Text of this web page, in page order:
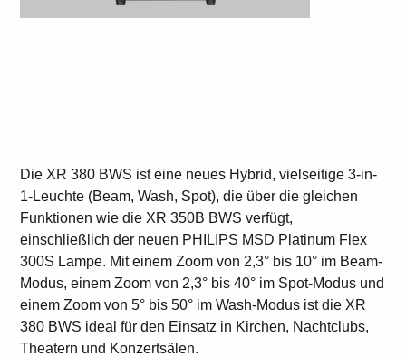
Die XR 380 BWS ist eine neues Hybrid, vielseitige 3-in-
1-Leuchte (Beam, Wash, Spot), die über die gleichen
Funktionen wie die XR 350B BWS verfügt,
einschließlich der neuen PHILIPS MSD Platinum Flex
300S Lampe. Mit einem Zoom von 2,3° bis 10° im Beam-
Modus, einem Zoom von 2,3° bis 40° im Spot-Modus und
einem Zoom von 5° bis 50° im Wash-Modus ist die XR
380 BWS ideal für den Einsatz in Kirchen, Nachtclubs,
Theatern und Konzertsälen.